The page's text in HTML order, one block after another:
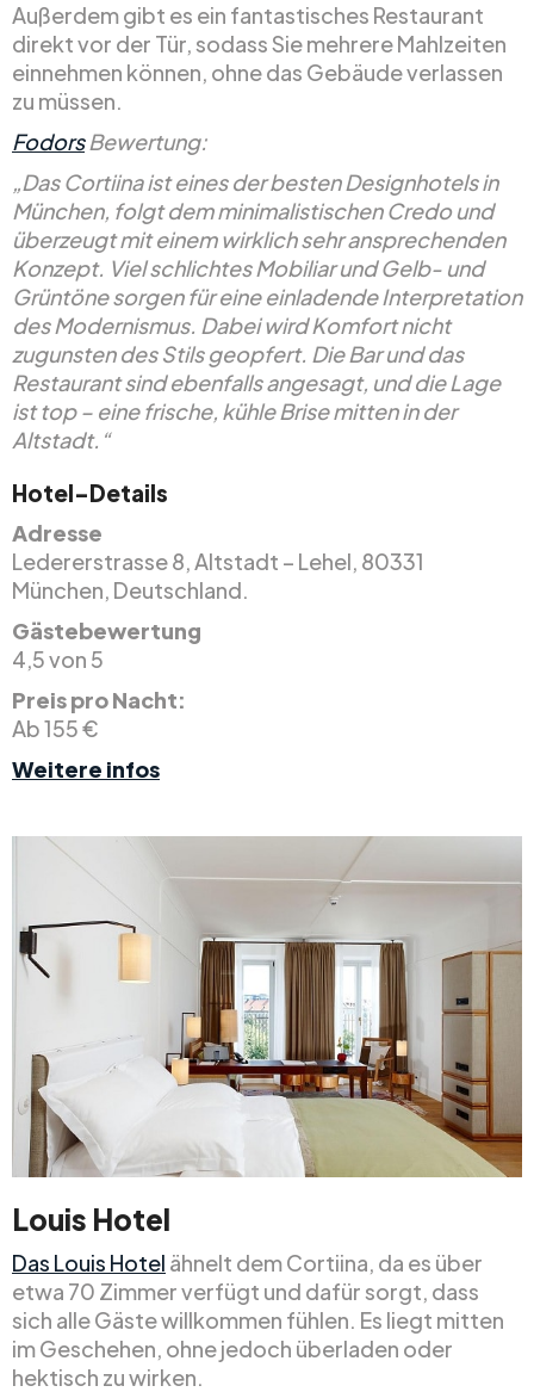
Außerdem gibt es ein fantastisches Restaurant
direkt vor der Tür, sodass Sie mehrere Mahlzeiten
einnehmen können, ohne das Gebäude verlassen
zu müssen.
FodorsBewertung:
„Das Cortiina ist eines der besten Designhotels in
München, folgt dem minimalistischen Credo und
überzeugt mit einem wirklich sehr ansprechenden
Konzept. Viel schlichtes Mobiliar und Gelb- und
Grüntöne sorgen für eine einladende Interpretation
des Modernismus. Dabei wird Komfort nicht
zugunsten des Stils geopfert. Die Bar und das
Restaurant sind ebenfalls angesagt, und die Lage
ist top – eine frische, kühle Brise mitten in der
Altstadt.“
Hotel-Details
Adresse
Ledererstrasse 8, Altstadt – Lehel, 80331
München, Deutschland.
Gästebewertung
4,5 von 5
Preis pro Nacht:
Ab 155 €
Weitere infos
Louis Hotel
Das Louis Hotel ähnelt dem Cortiina, da es über
etwa 70 Zimmer verfügt und dafür sorgt, dass
sich alle Gäste willkommen fühlen. Es liegt mitten
im Geschehen, ohne jedoch überladen oder
hektisch zu wirken.